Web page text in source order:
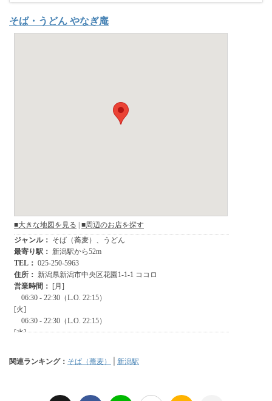
そば・うどん やなぎ庵
関連ランキング： そば（蕎麦） 新潟駅